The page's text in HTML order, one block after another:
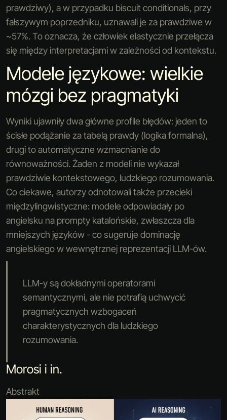
prawdziwy), a w przypadku biscuit conditionals, przy
fałszywym poprzedniku, uznawali je za prawdziwe w
~57%. To oznacza, że człowiek elastycznie przełącza
się między interpretacjami w zależności od kontekstu.
Modele językowe: wielkie
mózgi bez pragmatyki
Wyniki ujawniły dwa główne profile błędów: jeden to
ścisłe podążanie za tabelą prawdy (logika formalna),
drugi to automatyczne wzmacnianie do
równoważności. Żaden z modeli nie wykazał
prawdziwie kontekstowego, ludzkiego rozumowania.
Co ciekawe, autorzy odnotowali także przecieki
międzylingwistyczne: modele odpowiadały po
angielsku na prompty katalońskie, zwłaszcza dla
mniejszych języków - co sugeruje dominację
angielskiego w wewnętrznej reprezentacji LLM-ów.
LLM-y są dokładnymi operatorami
semantycznymi, ale nie potrafią uchwycić
pragmatycznych wzbogaceń
charakterystycznych dla ludzkiego
rozumowania.
Morosi i in.
Abstrakt